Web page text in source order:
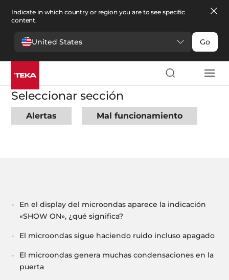
Indicate in which country or region you are to see specific
content.
United States Go
Soporte
Seleccionar sección
Alertas Mal funcionamiento
En el display del microondas aparece la indicación
«SHOW ON», ¿qué significa?
El microondas sigue haciendo ruido incluso apagado
El microondas genera muchas condensaciones en la
puerta